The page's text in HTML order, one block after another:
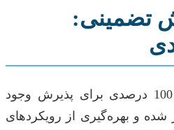
تضمینی:
در حالی که هیچ تضمین 100 درصدی برای پذیرش وجود
شده و بهره‌گیری از رویکردهای